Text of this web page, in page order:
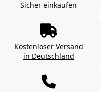
Sicher einkaufen
Kostenloser Versand
in Deutschland